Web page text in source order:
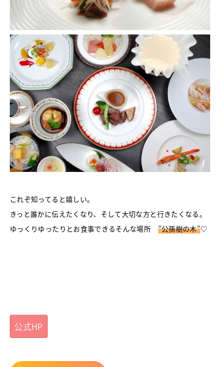
これぞ知ってると嬉しい。
きっと誰かに伝えたくなり、そして大切な方と行きたくなる。
ゆっくりゆったりとお食事できるそんな場所 ”公孫樹の木”♡
公式HP